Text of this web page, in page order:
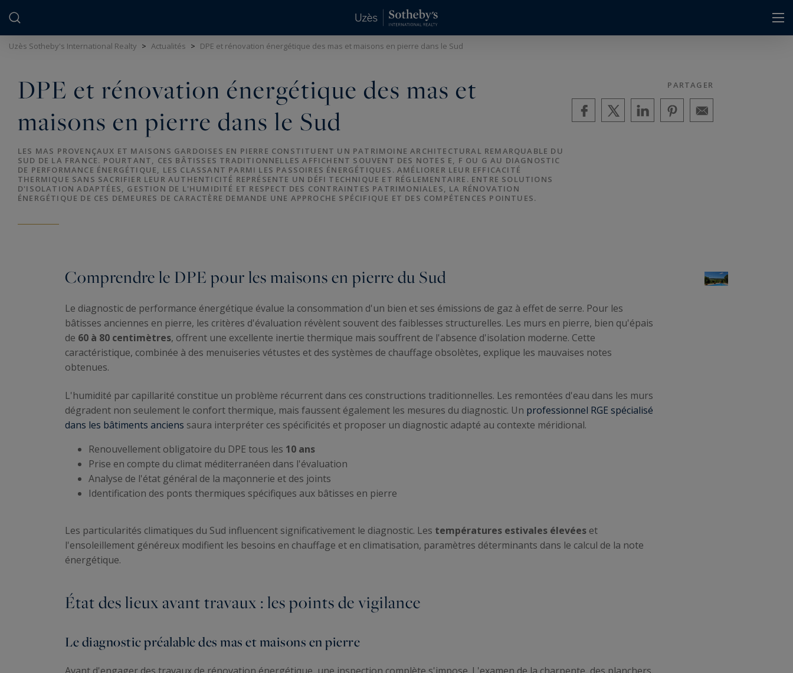
Uzès Sotheby's International Realty > Actualités > DPE et rénovation énergétique des mas et maisons en pierre dans le Sud
DPE et rénovation énergétique des mas et
maisons en pierre dans le Sud
LES MAS PROVENÇAUX ET MAISONS GARDOISES EN PIERRE CONSTITUENT UN PATRIMOINE ARCHITECTURAL REMARQUABLE DU
SUD DE LA FRANCE. POURTANT, CES BÂTISSES TRADITIONNELLES AFFICHENT SOUVENT DES NOTES E, F OU G AU DIAGNOSTIC
DE PERFORMANCE ÉNERGÉTIQUE, LES CLASSANT PARMI LES PASSOIRES ÉNERGÉTIQUES. AMÉLIORER LEUR EFFICACITÉ
THERMIQUE SANS SACRIFIER LEUR AUTHENTICITÉ REPRÉSENTE UN DÉFI TECHNIQUE ET RÉGLEMENTAIRE. ENTRE SOLUTIONS
D'ISOLATION ADAPTÉES, GESTION DE L'HUMIDITÉ ET RESPECT DES CONTRAINTES PATRIMONIALES, LA RÉNOVATION
ÉNERGÉTIQUE DE CES DEMEURES DE CARACTÈRE DEMANDE UNE APPROCHE SPÉCIFIQUE ET DES COMPÉTENCES POINTUES.
PARTAGER
Comprendre le DPE pour les maisons en pierre du Sud
Le diagnostic de performance énergétique évalue la consommation d'un bien et ses émissions de gaz à effet de serre. Pour les
bâtisses anciennes en pierre, les critères d'évaluation révèlent souvent des faiblesses structurelles. Les murs en pierre, bien qu'épais
de 60 à 80 centimètres, offrent une excellente inertie thermique mais souffrent de l'absence d'isolation moderne. Cette
caractéristique, combinée à des menuiseries vétustes et des systèmes de chauffage obsolètes, explique les mauvaises notes
obtenues.
L'humidité par capillarité constitue un problème récurrent dans ces constructions traditionnelles. Les remontées d'eau dans les murs
dégradent non seulement le confort thermique, mais faussent également les mesures du diagnostic. Un professionnel RGE spécialisé
dans les bâtiments anciens saura interpréter ces spécificités et proposer un diagnostic adapté au contexte méridional.
Renouvellement obligatoire du DPE tous les 10 ans
Prise en compte du climat méditerranéen dans l'évaluation
Analyse de l'état général de la maçonnerie et des joints
Identification des ponts thermiques spécifiques aux bâtisses en pierre
Les particularités climatiques du Sud influencent significativement le diagnostic. Les températures estivales élevées et
l'ensoleillement généreux modifient les besoins en chauffage et en climatisation, paramètres déterminants dans le calcul de la note
énergétique.
État des lieux avant travaux : les points de vigilance
Le diagnostic préalable des mas et maisons en pierre